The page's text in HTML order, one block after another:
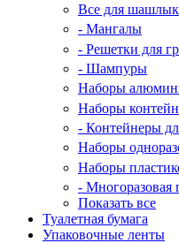
Все для
- Мангалы
- Решетки для
- Шампуры
Наборы
Наборы
- Контейнеры
Наборы
Наборы
- Многоразовая
Показать все
Туалетная бумага
Упаковочные ленты